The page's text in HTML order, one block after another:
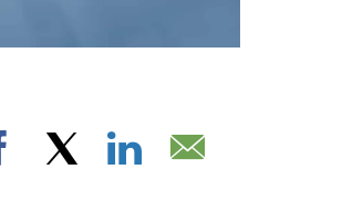
Facebook